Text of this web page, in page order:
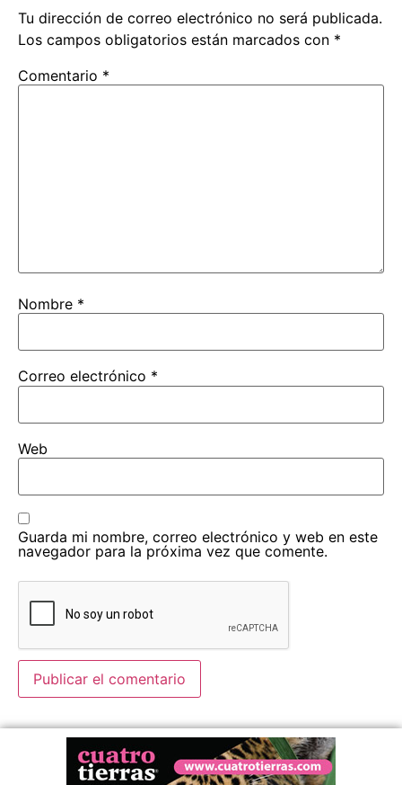
Tu dirección de correo electrónico no será publicada.
Los campos obligatorios están marcados con *
Comentario *
Nombre *
Correo electrónico *
Web
Guarda mi nombre, correo electrónico y web en este
navegador para la próxima vez que comente.